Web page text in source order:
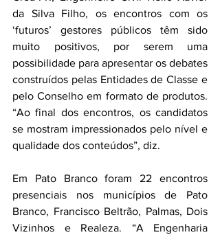
da Silva Filho, os encontros com os
‘futuros’ gestores públicos têm sido
muito positivos, por serem uma
possibilidade para apresentar os debates
construídos pelas Entidades de Classe e
pelo Conselho em formato de produtos.
“Ao final dos encontros, os candidatos
se mostram impressionados pelo nível e
qualidade dos conteúdos”, diz.
Em Pato Branco foram 22 encontros
presenciais nos municípios de Pato
Branco, Francisco Beltrão, Palmas, Dois
Vizinhos e Realeza. “A Engenharia